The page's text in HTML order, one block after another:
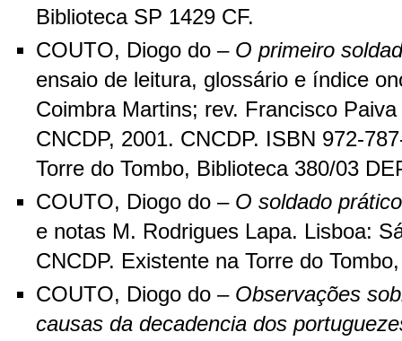
Biblioteca SP 1429 CF.
COUTO, Diogo do – O primeiro
ensaio de leitura, glossário e índice
Coimbra Martins; rev. Francisco
CNCDP, 2001. CNCDP. ISBN 972-
Torre do Tombo, Biblioteca 380/03
COUTO, Diogo do – O soldado prático
e notas M. Rodrigues Lapa. Lisboa:
CNCDP. Existente na Torre do
COUTO, Diogo do – Observações
causas da decadencia dos